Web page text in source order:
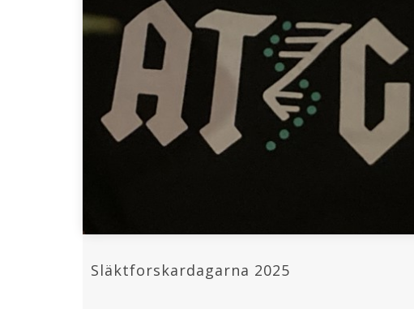
Släktforskardagarna 2025